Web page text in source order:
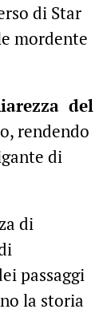
di Star
mordente
del
rendendo
di
di
passaggi
la storia